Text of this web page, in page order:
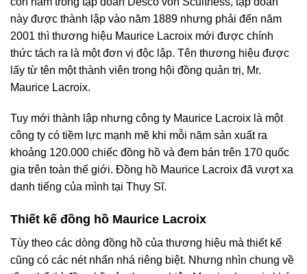
này được thành lập vào năm 1889 nhưng phải đến năm
2001 thì thương hiệu Maurice Lacroix mới được chính
thức tách ra là một đơn vị độc lập. Tên thương hiệu được
lấy từ tên một thành viên trong hội đồng quản trị, Mr.
Maurice Lacroix.
Tuy mới thành lập nhưng công ty Maurice Lacroix là một
công ty có tiềm lực mạnh mẽ khi mỗi năm sản xuất ra
khoảng 120.000 chiếc đồng hồ và đem bán trên 170 quốc
gia trên toàn thế giới. Đồng hồ Maurice Lacroix đã vượt xa
danh tiếng của mình tại Thụy Sĩ.
Thiết kế đồng hồ Maurice Lacroix
Tùy theo các dòng đồng hồ của thương hiệu mà thiết kế
cũng có các nét nhấn nhá riêng biệt. Nhưng nhìn chung về